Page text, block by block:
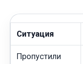
Ситуация
Пропустили